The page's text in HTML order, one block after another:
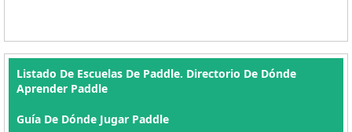
Listado De Escuelas De Paddle. Directorio De Dónde
Aprender Paddle
Guía De Dónde Jugar Paddle